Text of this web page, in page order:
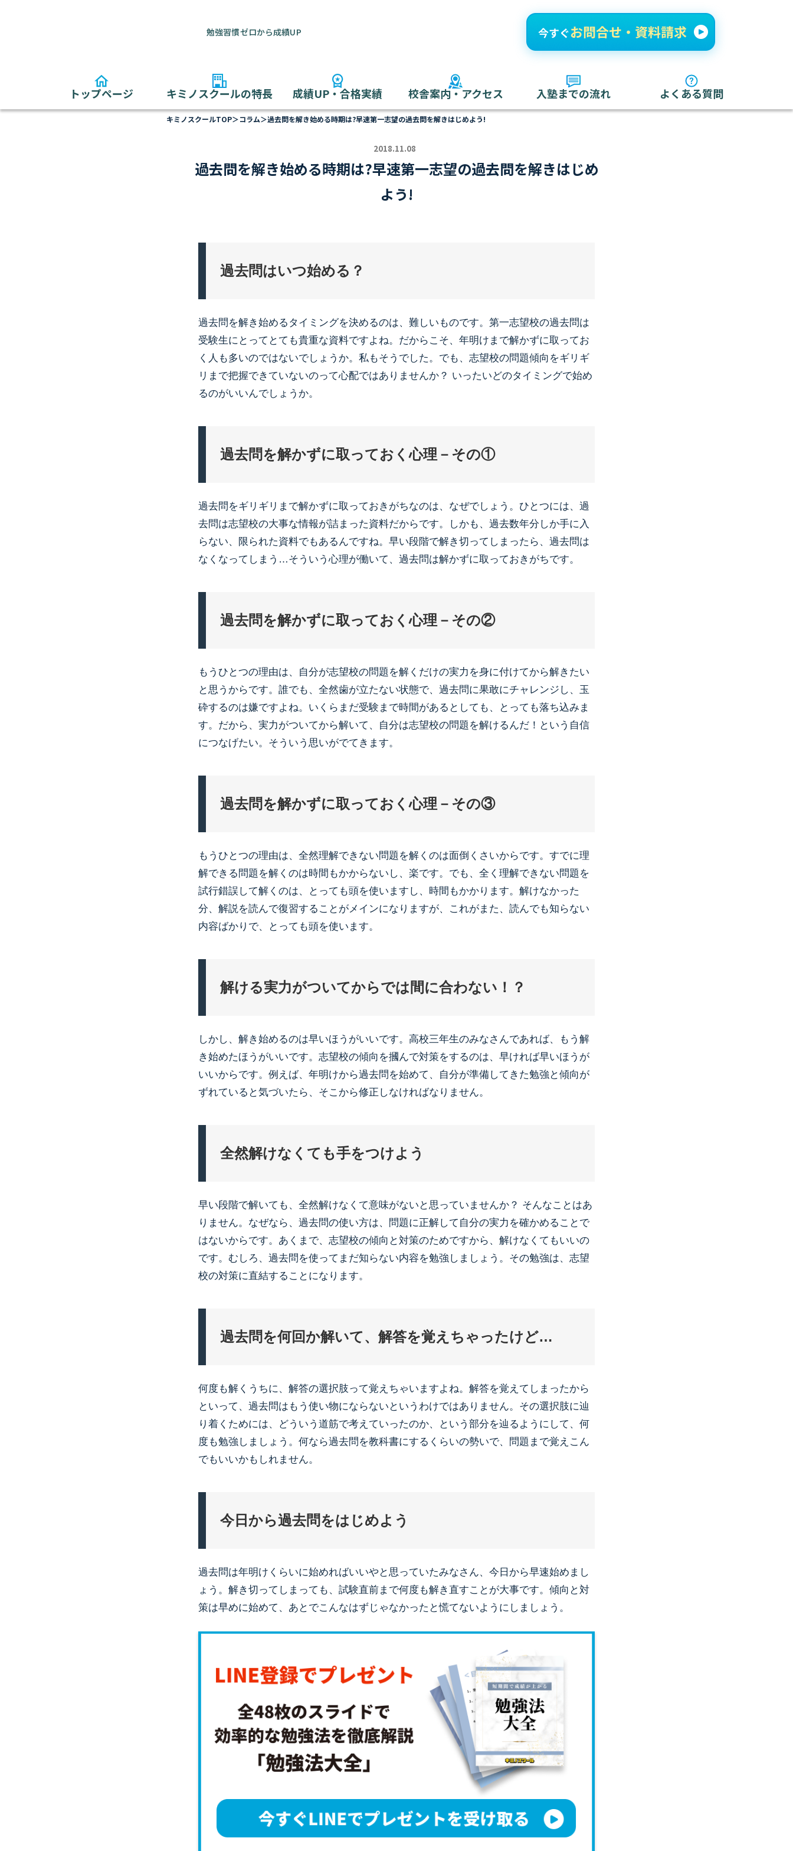
勉強習慣ゼロから成績UP
トップページ キミノスクールの特長 成績UP・合格実績 校舎案内・アクセス 入塾までの流れ よくある質問
キミノスクールTOP＞コラム＞過去問を解き始める時期は?早速第一志望の過去問を解きはじめよう!
2018.11.08
過去問を解き始める時期は?早速第一志望の過去問を解きはじめ
よう!
過去問はいつ始める？
過去問を解き始めるタイミングを決めるのは、難しいものです。第一志望校の過去問は
受験生にとってとても貴重な資料ですよね。だからこそ、年明けまで解かずに取ってお
く人も多いのではないでしょうか。私もそうでした。でも、志望校の問題傾向をギリギ
リまで把握できていないのって心配ではありませんか？ いったいどのタイミングで始め
るのがいいんでしょうか。
過去問を解かずに取っておく心理－その①
過去問をギリギリまで解かずに取っておきがちなのは、なぜでしょう。ひとつには、過
去問は志望校の大事な情報が詰まった資料だからです。しかも、過去数年分しか手に入
らない、限られた資料でもあるんですね。早い段階で解き切ってしまったら、過去問は
なくなってしまう…そういう心理が働いて、過去問は解かずに取っておきがちです。
過去問を解かずに取っておく心理－その②
もうひとつの理由は、自分が志望校の問題を解くだけの実力を身に付けてから解きたい
と思うからです。誰でも、全然歯が立たない状態で、過去問に果敢にチャレンジし、玉
砕するのは嫌ですよね。いくらまだ受験まで時間があるとしても、とっても落ち込みま
す。だから、実力がついてから解いて、自分は志望校の問題を解けるんだ！という自信
につなげたい。そういう思いがでてきます。
過去問を解かずに取っておく心理－その③
もうひとつの理由は、全然理解できない問題を解くのは面倒くさいからです。すでに理
解できる問題を解くのは時間もかからないし、楽です。でも、全く理解できない問題を
試行錯誤して解くのは、とっても頭を使いますし、時間もかかります。解けなかった
分、解説を読んで復習することがメインになりますが、これがまた、読んでも知らない
内容ばかりで、とっても頭を使います。
解ける実力がついてからでは間に合わない！？
しかし、解き始めるのは早いほうがいいです。高校三年生のみなさんであれば、もう解
き始めたほうがいいです。志望校の傾向を摑んで対策をするのは、早ければ早いほうが
いいからです。例えば、年明けから過去問を始めて、自分が準備してきた勉強と傾向が
ずれていると気づいたら、そこから修正しなければなりません。
全然解けなくても手をつけよう
早い段階で解いても、全然解けなくて意味がないと思っていませんか？ そんなことはあ
りません。なぜなら、過去問の使い方は、問題に正解して自分の実力を確かめることで
はないからです。あくまで、志望校の傾向と対策のためですから、解けなくてもいいの
です。むしろ、過去問を使ってまだ知らない内容を勉強しましょう。その勉強は、志望
校の対策に直結することになります。
過去問を何回か解いて、解答を覚えちゃったけど…
何度も解くうちに、解答の選択肢って覚えちゃいますよね。解答を覚えてしまったから
といって、過去問はもう使い物にならないというわけではありません。その選択肢に辿
り着くためには、どういう道筋で考えていったのか、という部分を辿るようにして、何
度も勉強しましょう。何なら過去問を教科書にするくらいの勢いで、問題まで覚えこん
でもいいかもしれません。
今日から過去問をはじめよう
過去問は年明けくらいに始めればいいやと思っていたみなさん、今日から早速始めまし
ょう。解き切ってしまっても、試験直前まで何度も解き直すことが大事です。傾向と対
策は早めに始めて、あとでこんなはずじゃなかったと慌てないようにしましょう。